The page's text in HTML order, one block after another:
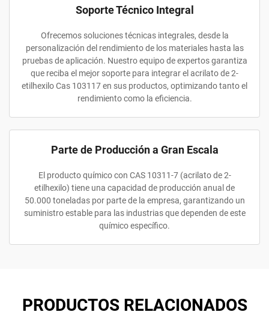
Soporte Técnico Integral
Ofrecemos soluciones técnicas integrales, desde la
personalización del rendimiento de los materiales hasta las
pruebas de aplicación. Nuestro equipo de expertos garantiza
que reciba el mejor soporte para integrar el acrilato de 2-
etilhexilo Cas 103117 en sus productos, optimizando tanto el
rendimiento como la eficiencia.
Parte de Producción a Gran Escala
El producto químico con CAS 10311-7 (acrilato de 2-
etilhexilo) tiene una capacidad de producción anual de
50.000 toneladas por parte de la empresa, garantizando un
suministro estable para las industrias que dependen de este
químico específico.
PRODUCTOS RELACIONADOS